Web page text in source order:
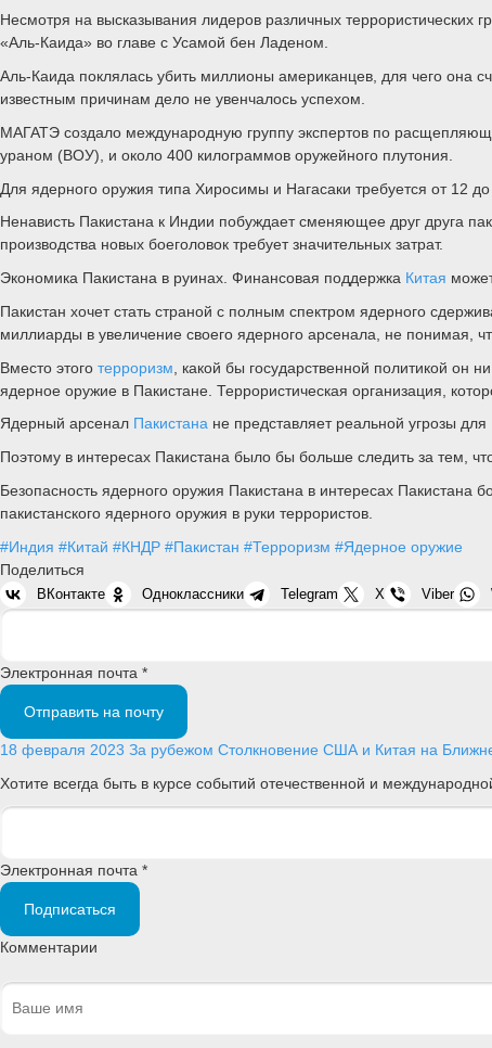
Несмотря на высказывания лидеров различных террористических
«Аль-Каида» во главе с Усамой бен Ладеном.
Аль-Каида поклялась убить миллионы американцев, для чего она
известным причинам дело не увенчалось успехом.
МАГАТЭ создало международную группу экспертов по
ураном (ВОУ), и около 400 килограммов оружейного плутония.
Для ядерного оружия типа Хиросимы и Нагасаки требуется от 12
Ненависть Пакистана к Индии побуждает сменяющее друг друга
производства новых боеголовок требует значительных затрат.
Экономика Пакистана в руинах. Финансовая поддержка Китая
Пакистан хочет стать страной с полным спектром ядерного
миллиарды в увеличение своего ядерного арсенала, не понимая,
Вместо этого терроризм , какой бы государственной политикой он
ядерное оружие в Пакистане. Террористическая организация,
Ядерный арсенал Пакистана не представляет реальной угрозы
Поэтому в интересах Пакистана было бы больше следить за тем,
Безопасность ядерного оружия Пакистана в интересах
пакистанского ядерного оружия в руки террористов.
#Индия #Китай #КНДР #Пакистан #Терроризм #Ядерное оружие
Поделиться
ВКонтакте Одноклассники Telegram X Viber
Электронная почта *
Отправить на почту
18 февраля 2023 За рубежом Столкновение США и Китая на
Хотите всегда быть в курсе событий отечественной и
Электронная почта *
Подписаться
Комментарии